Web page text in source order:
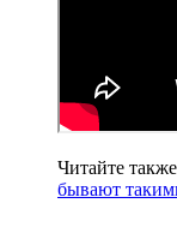
Читайте
бывают